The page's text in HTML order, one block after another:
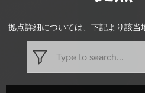
Service Provider Login
拠点詳細については、下記より該当